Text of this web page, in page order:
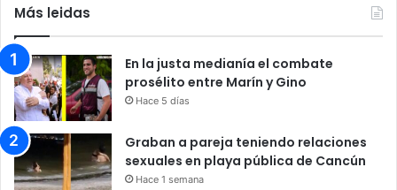
Más leidas
En la justa medianía el combate
prosélito entre Marín y Gino
Hace 5 días
Graban a pareja teniendo relaciones
sexuales en playa pública de Cancún
Hace 1 semana